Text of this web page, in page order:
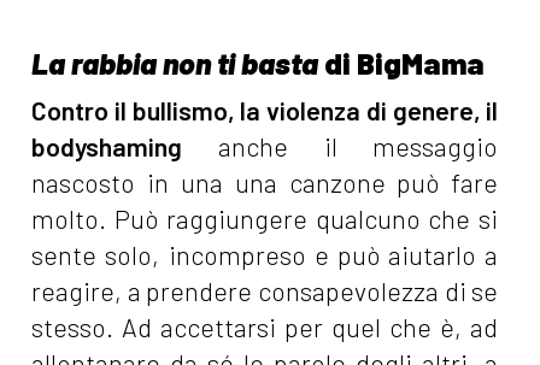
La rabbia non ti bastadi BigMama
Contro il bullismo, la violenza di genere, il
bodyshaming anche il messaggio
nascosto in una una canzone può fare
molto. Può raggiungere qualcuno che si
sente solo, incompreso e può aiutarlo a
reagire, a prendere consapevolezza di se
stesso. Ad accettarsi per quel che è, ad